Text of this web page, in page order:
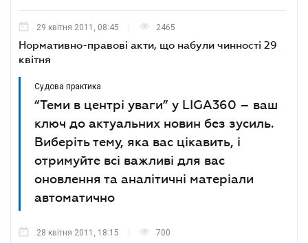
29 квітня 2011, 08:45 2465
Нормативно-правові акти, що набули чинності 29
квітня
Судова практика
“Теми в центрі уваги” у LIGA360 – ваш
ключ до актуальних новин без зусиль.
Виберіть тему, яка вас цікавить, і
отримуйте всі важливі для вас
оновлення та аналітичні матеріали
автоматично
28 квітня 2011, 18:15 700